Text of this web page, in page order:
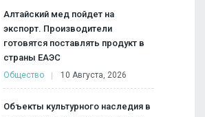
Алтайский мед пойдет на
экспорт. Производители
готовятся поставлять продукт в
страны ЕАЭС
Общество 10 Августа, 2026
Объекты культурного наследия в